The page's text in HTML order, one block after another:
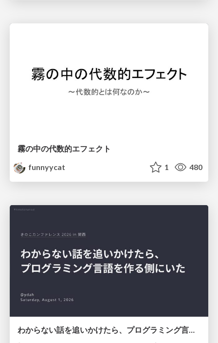
霧の中の代数的エフェクト
funnyycat
1 480
わからない話を追いかけたら、プログラミング言語を作る側にいた